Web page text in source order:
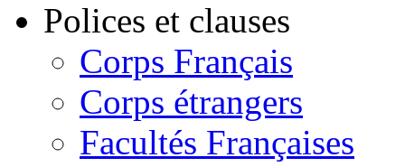
Polices et clauses
Corps Français
Corps étrangers
Facultés Françaises